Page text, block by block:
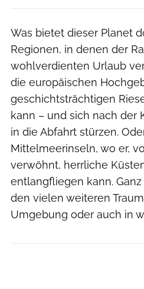
Was bietet dieser Planet
Regionen, in denen der
wohlverdienten Urlaub
die europäischen
geschichtsträchtigen
kann – und sich nach der
in die Abfahrt stürzen.
Mittelmeerinseln, wo er,
verwöhnt, herrliche
entlangfliegen kann.
den vielen weiteren
Umgebung oder auch in